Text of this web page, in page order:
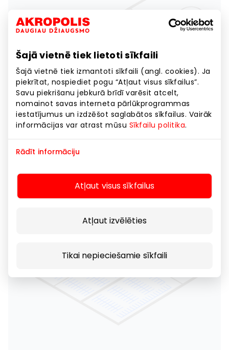
Šajā vietnē tiek lietoti sīkfaili
Šajā vietnē tiek izmantoti sīkfaili (angl. cookies). Ja
piekrītat, nospiediet pogu “Atļaut visus sīkfailus”.
Savu piekrišanu jebkurā brīdī varēsit atcelt,
nomainot savas interneta pārlūkprogrammas
iestatījumus un izdzēšot saglabātos sīkfailus. Vairāk
informācijas var atrast mūsu Sīkfailu politika.
Rādīt informāciju
Atļaut visus sīkfailus
Atļaut izvēlēties
Tikai nepieciešamie sīkfaili